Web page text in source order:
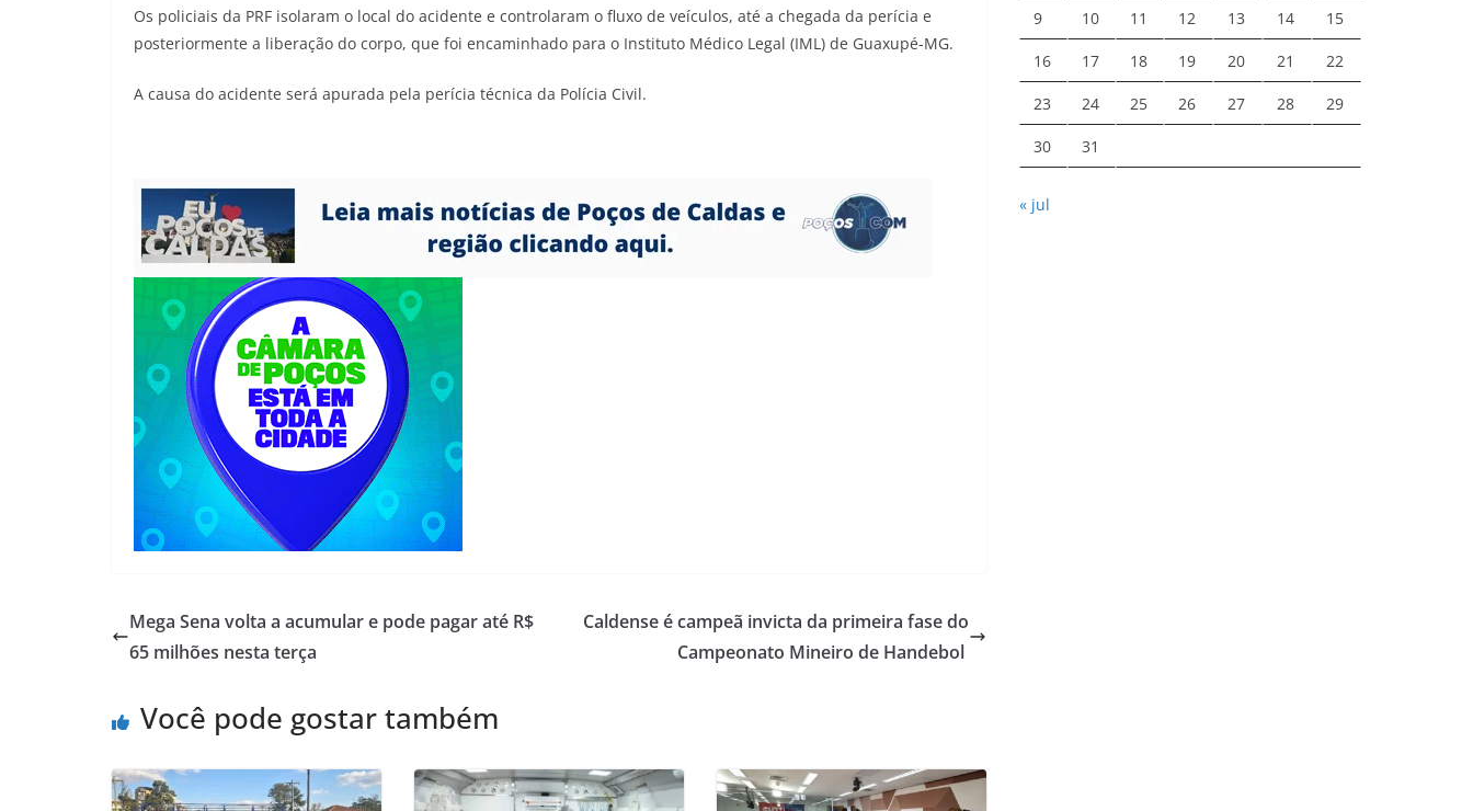
Os policiais da PRF isolaram o local do acidente e controlaram o fluxo de veículos, até a chegada da perícia e
posteriormente a liberação do corpo, que foi encaminhado para o Instituto Médico Legal (IML) de Guaxupé-MG.
A causa do acidente será apurada pela perícia técnica da Polícia Civil.
Mega Sena volta a acumular e pode pagar até R$
65 milhões nesta terça
Caldense é campeã invicta da primeira fase do
Campeonato Mineiro de Handebol
Você pode gostar também
9 10 11 12 13 14 15
16 17 18 19 20 21 22
23 24 25 26 27 28 29
30 31
« jul